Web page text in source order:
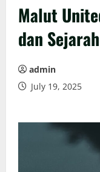
Malut
dan
admin
July 19, 2025